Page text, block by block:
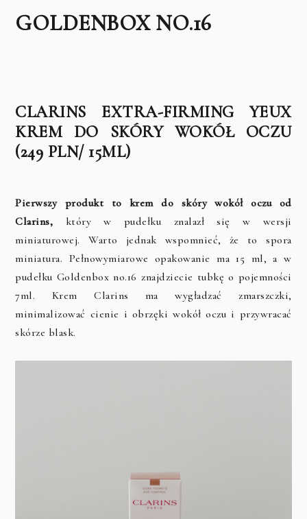
GOLDENBOX NO.16
CLARINS EXTRA-FIRMING YEUX
KREM DO SKÓRY WOKÓŁ OCZU
(249 PLN/ 15ML)
Pierwszy produkt to krem do skóry wokół oczu od
Clarins, który w pudełku znalazł się w wersji
miniaturowej. Warto jednak wspomnieć, że to spora
miniatura. Pełnowymiarowe opakowanie ma 15 ml, a w
pudełku Goldenbox no.16 znajdziecie tubkę o pojemności
7ml. Krem Clarins ma wygładzać zmarszczki,
minimalizować cienie i obrzęki wokół oczu i przywracać
skórze blask.